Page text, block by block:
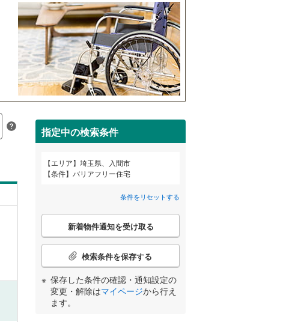
指定中の検索条件
エリア
埼玉県、入間市
条件
バリアフリー住宅
条件をリセットする
こ
検
条
件
新着物件通知を受け取る
検索条件を保存する
保存した条件の確認・通知設定の
変更・解除はマイページから行え
ます。
和歌山
鹿児島
条件をリセットする
川口市(32)
所沢市(8)
本庄市(0)
深谷市(1)
入間市(2)
(3)
富士見市(0)
坂戸市(3)
日高市 ( 0)
条件をリセットする
条件をリセットする
つくばエクスプレス(0)
東武野田線(0)
西武池袋線(2)
西武狭山線(0)
条件をリセットする
条件をリセットする
自転車置き場（2）
バイク置き場（1）
防犯カメラ（1）
2階以上（2）
最上階（0）
制震構造（0）
低層マンション（4階建て以
下）（0
条件をリセットする